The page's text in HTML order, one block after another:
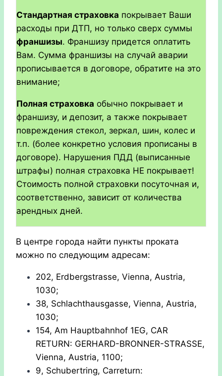
Стандартная страховка покрывает Ваши
расходы при ДТП, но только сверх суммы
франшизы. Франшизу придется оплатить
Вам. Сумма франшизы на случай аварии
прописывается в договоре, обратите на это
внимание;
Полная страховка обычно покрывает и
франшизу, и депозит, а также покрывает
повреждения стекол, зеркал, шин, колес и
т.п. (более конкретно условия прописаны в
договоре). Нарушения ПДД (выписанные
штрафы) полная страховка НЕ покрывает!
Стоимость полной страховки посуточная и,
соответственно, зависит от количества
арендных дней.
В центре города найти пункты проката
можно по следующим адресам:
202, Erdbergstrasse, Vienna, Austria,
1030;
38, Schlachthausgasse, Vienna, Austria,
1030;
154, Am Hauptbahnhof 1EG, CAR
RETURN: GERHARD-BRONNER-STRASSE,
Vienna, Austria, 1100;
9, Schubertring, Carreturn: